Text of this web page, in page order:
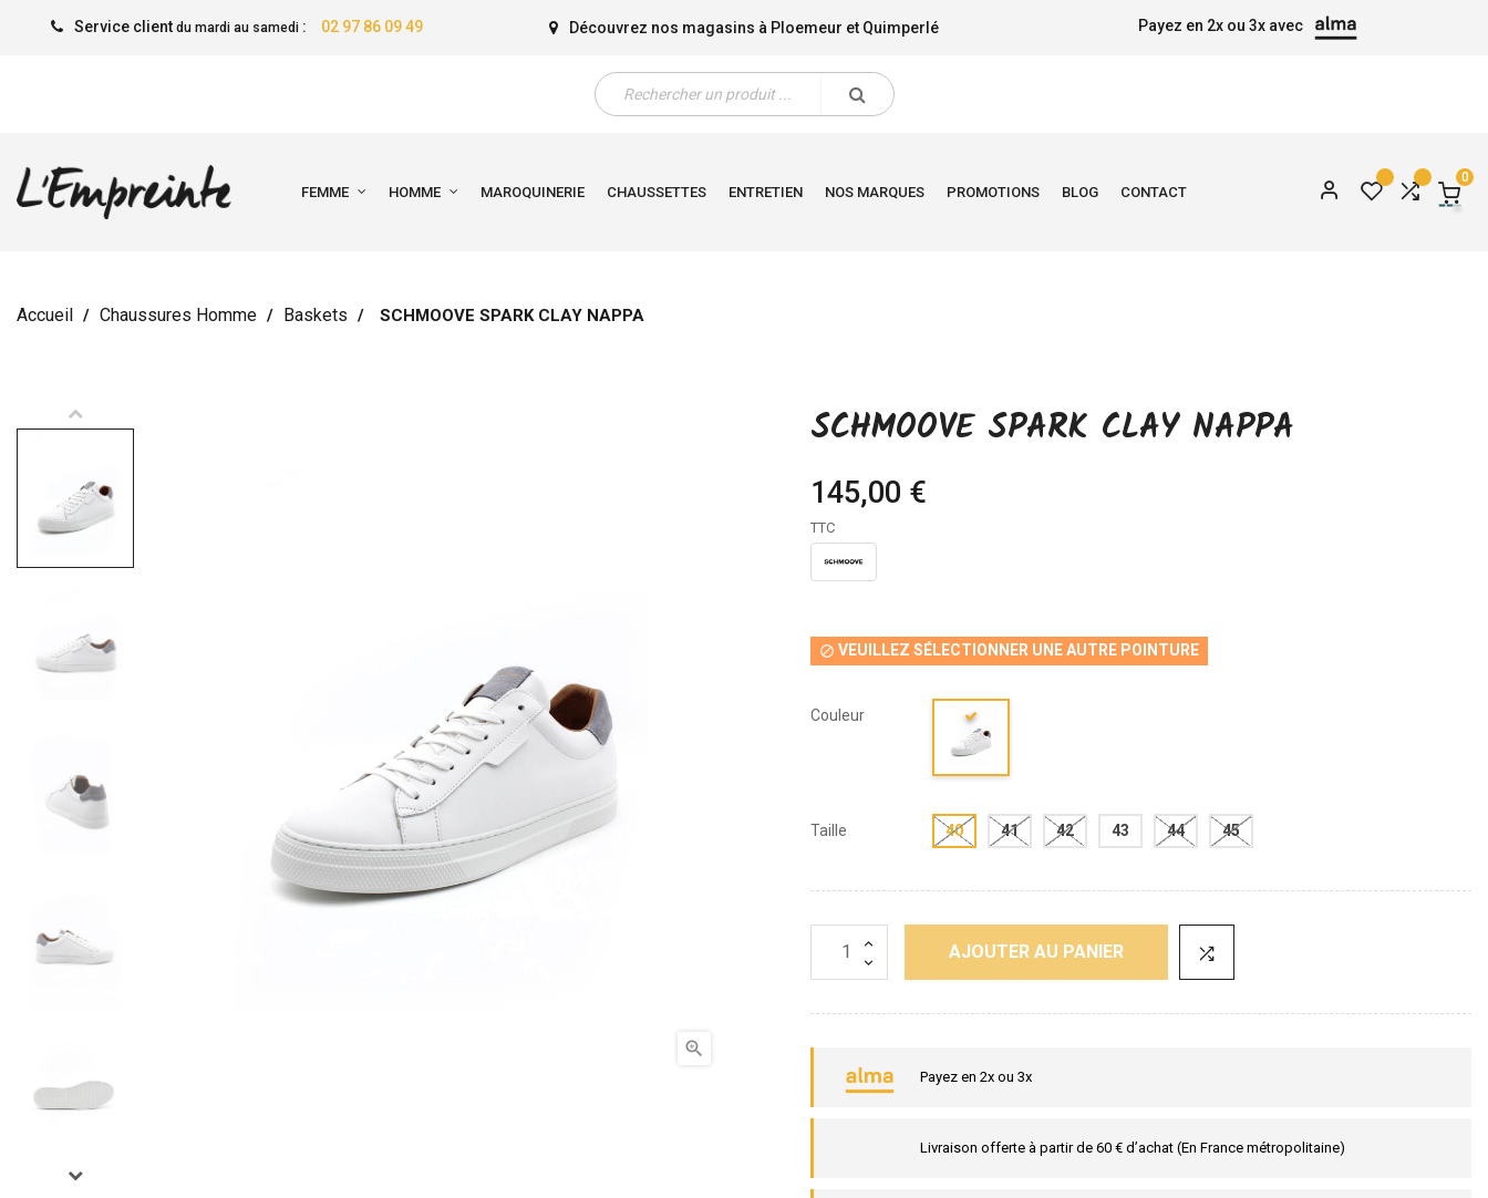
Service client du mardi au samedi: 02 97 86 09 49 Découvrez nos magasins à Ploemeur et Quimperlé Payez en 2x ou 3x avec
FEMME HOMME MAROQUINERIE CHAUSSETTES ENTRETIEN NOS MARQUES PROMOTIONS BLOG CONTACT
0
Accueil Chaussures Homme Baskets SCHMOOVE SPARK CLAY NAPPA

SCHMOOVE SPARK CLAY NAPPA
145,00 €
TTC
 VEUILLEZ SÉLECTIONNER UNE AUTRE POINTURE
Couleur
Taille 40 41 42 43 44 45
AJOUTER AU PANIER
Payez en 2x ou 3x
Livraison offerte à partir de 60 € d’achat (En France métropolitaine)